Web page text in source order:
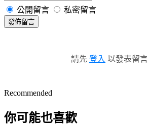
公開留言 私密留言
發佈留言
請先 登入 以發表留
Recommended
你可能也喜歡